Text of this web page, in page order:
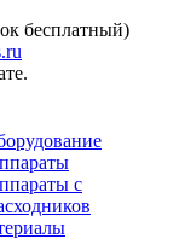
бесплатный)
с